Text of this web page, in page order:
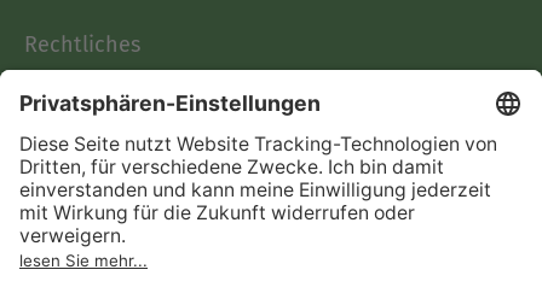
Rechtliches
AGB
Informationen nach Data
Act
Verträge hier kündigen
Impressum